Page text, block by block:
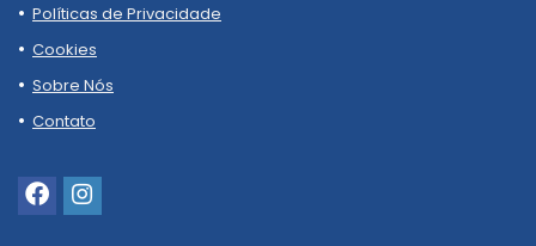
Políticas de Privacidade
Cookies
Sobre Nós
Contato